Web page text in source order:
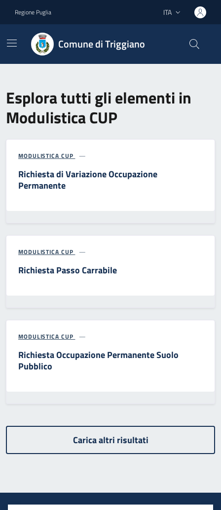
Regione Puglia Lingua attiva:
ITA
Comune di Triggiano
Esplora tutti gli elementi in
Modulistica CUP
MODULISTICA CUP
Richiesta di Variazione Occupazione
Permanente
MODULISTICA CUP
Richiesta Passo Carrabile
MODULISTICA CUP
Richiesta Occupazione Permanente Suolo
Pubblico
Carica altri risultati